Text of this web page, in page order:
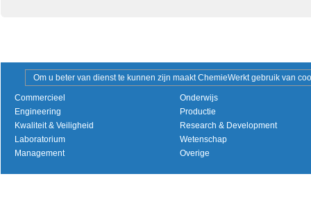
Om u beter van dienst te kunnen zijn maakt ChemieWerkt gebruik van
Commercieel
Engineering
Kwaliteit & Veiligheid
Laboratorium
Management
Onderwijs
Productie
Research & Development
Wetenschap
Overige